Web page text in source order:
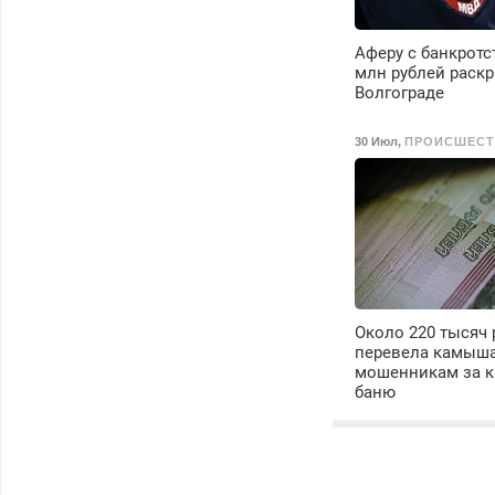
Аферу с
млн рублей
Волгограде
30 Июл,
Около 220 тысяч
перевела
мошенникам за
баню